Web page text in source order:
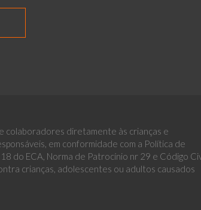
colaboradores diretamente às crianças e
em conformidade com a Política de
do ECA, Norma de Patrocínio nr 29 e Código
crianças, adolescentes ou adultos causados